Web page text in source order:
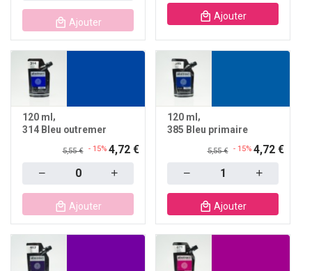
Ajouter
Ajouter
120 ml
314 Bleu outremer
5,55 € - 15% 4,72 €
Ajouter
120 ml
385 Bleu primaire
5,55 € - 15% 4,72 €
Ajouter